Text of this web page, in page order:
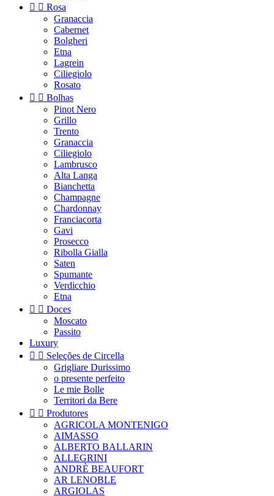
  Rosa
Granaccia
Cabernet
Bolgheri
Etna
Lagrein
Ciliegiolo
Rosato
  Bolhas
Pinot Nero
Grillo
Trento
Granaccia
Ciliegiolo
Lambrusco
Alta Langa
Bianchetta
Champagne
Chardonnay
Franciacorta
Gavi
Prosecco
Ribolla Gialla
Saten
Spumante
Verdicchio
Etna
  Doces
Moscato
Passito
Luxury
  Seleções de Circella
Grigliare Durissimo
o presente perfeito
Le mie Bolle
Territori da Bere
  Produtores
AGRICOLA MONTENIGO
AIMASSO
ALBERTO BALLARIN
ALLEGRINI
ANDRÈ BEAUFORT
AR LENOBLE
ARGIOLAS